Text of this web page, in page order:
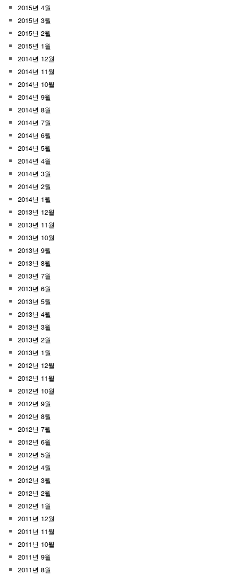
2015년 4월
2015년 3월
2015년 2월
2015년 1월
2014년 12월
2014년 11월
2014년 10월
2014년 9월
2014년 8월
2014년 7월
2014년 6월
2014년 5월
2014년 4월
2014년 3월
2014년 2월
2014년 1월
2013년 12월
2013년 11월
2013년 10월
2013년 9월
2013년 8월
2013년 7월
2013년 6월
2013년 5월
2013년 4월
2013년 3월
2013년 2월
2013년 1월
2012년 12월
2012년 11월
2012년 10월
2012년 9월
2012년 8월
2012년 7월
2012년 6월
2012년 5월
2012년 4월
2012년 3월
2012년 2월
2012년 1월
2011년 12월
2011년 11월
2011년 10월
2011년 9월
2011년 8월